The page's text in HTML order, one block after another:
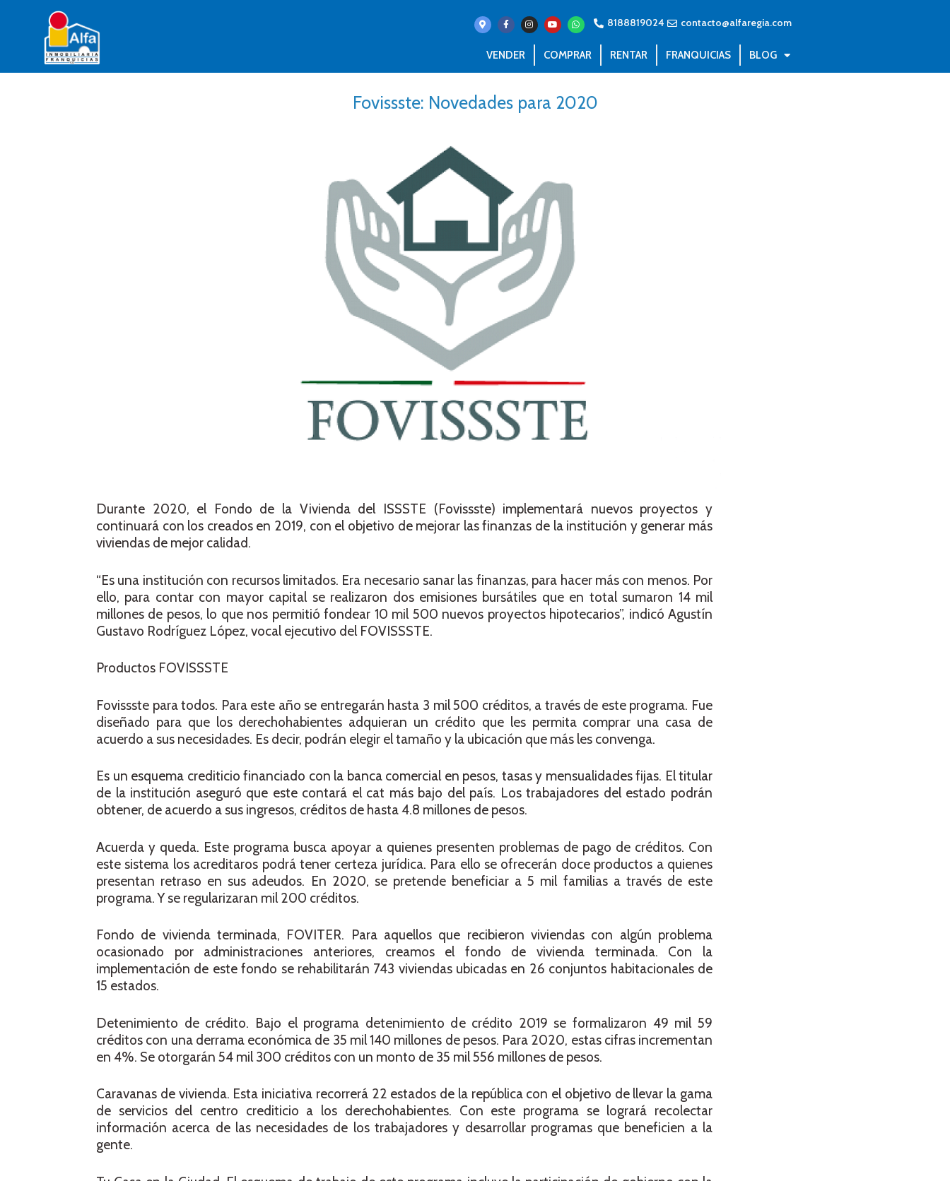
8188819024 contacto@alfaregia.com
VENDER COMPRAR RENTAR FRANQUICIAS BLOG
Fovissste: Novedades para 2020
Durante 2020, el Fondo de la Vivienda del ISSSTE (Fovissste) implementará nuevos proyectos y
continuará con los creados en 2019, con el objetivo de mejorar las finanzas de la institución y generar más
viviendas de mejor calidad.
“Es una institución con recursos limitados. Era necesario sanar las finanzas, para hacer más con menos. Por
ello, para contar con mayor capital se realizaron dos emisiones bursátiles que en total sumaron 14 mil
millones de pesos, lo que nos permitió fondear 10 mil 500 nuevos proyectos hipotecarios”, indicó Agustín
Gustavo Rodríguez López, vocal ejecutivo del FOVISSSTE.
Productos FOVISSSTE
Fovissste para todos. Para este año se entregarán hasta 3 mil 500 créditos, a través de este programa. Fue
diseñado para que los derechohabientes adquieran un crédito que les permita comprar una casa de
acuerdo a sus necesidades. Es decir, podrán elegir el tamaño y la ubicación que más les convenga.
Es un esquema crediticio financiado con la banca comercial en pesos, tasas y mensualidades fijas. El titular
de la institución aseguró que este contará el cat más bajo del país. Los trabajadores del estado podrán
obtener, de acuerdo a sus ingresos, créditos de hasta 4.8 millones de pesos.
Acuerda y queda. Este programa busca apoyar a quienes presenten problemas de pago de créditos. Con
este sistema los acreditaros podrá tener certeza jurídica. Para ello se ofrecerán doce productos a quienes
presentan retraso en sus adeudos. En 2020, se pretende beneficiar a 5 mil familias a través de este
programa. Y se regularizaran mil 200 créditos.
Fondo de vivienda terminada, FOVITER. Para aquellos que recibieron viviendas con algún problema
ocasionado por administraciones anteriores, creamos el fondo de vivienda terminada. Con la
implementación de este fondo se rehabilitarán 743 viviendas ubicadas en 26 conjuntos habitacionales de
15 estados.
Detenimiento de crédito. Bajo el programa detenimiento de crédito 2019 se formalizaron 49 mil 59
créditos con una derrama económica de 35 mil 140 millones de pesos. Para 2020, estas cifras incrementan
en 4%. Se otorgarán 54 mil 300 créditos con un monto de 35 mil 556 millones de pesos.
Caravanas de vivienda. Esta iniciativa recorrerá 22 estados de la república con el objetivo de llevar la gama
de servicios del centro crediticio a los derechohabientes. Con este programa se logrará recolectar
información acerca de las necesidades de los trabajadores y desarrollar programas que beneficien a la
gente.